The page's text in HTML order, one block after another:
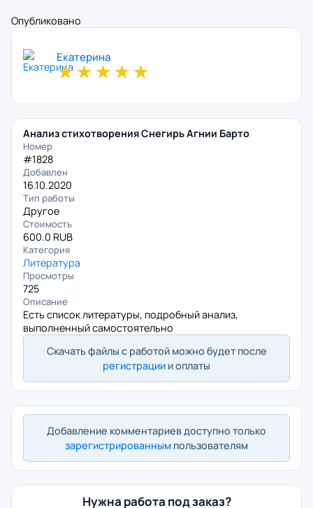
Опубликовано
Екатерина
★★★★★
Анализ стихотворения Снегирь Агнии Барто
Номер
#1828
Добавлен
16.10.2020
Тип работы
Другое
Стоимость
600.0 RUB
Категория
Литература
Просмотры
725
Описание
Есть список литературы, подробный анализ,
выполненный самостоятельно
Скачать файлы с работой можно будет после
регистрации и оплаты
Добавление комментариев доступно только
зарегистрированным пользователям
Нужна работа под заказ?